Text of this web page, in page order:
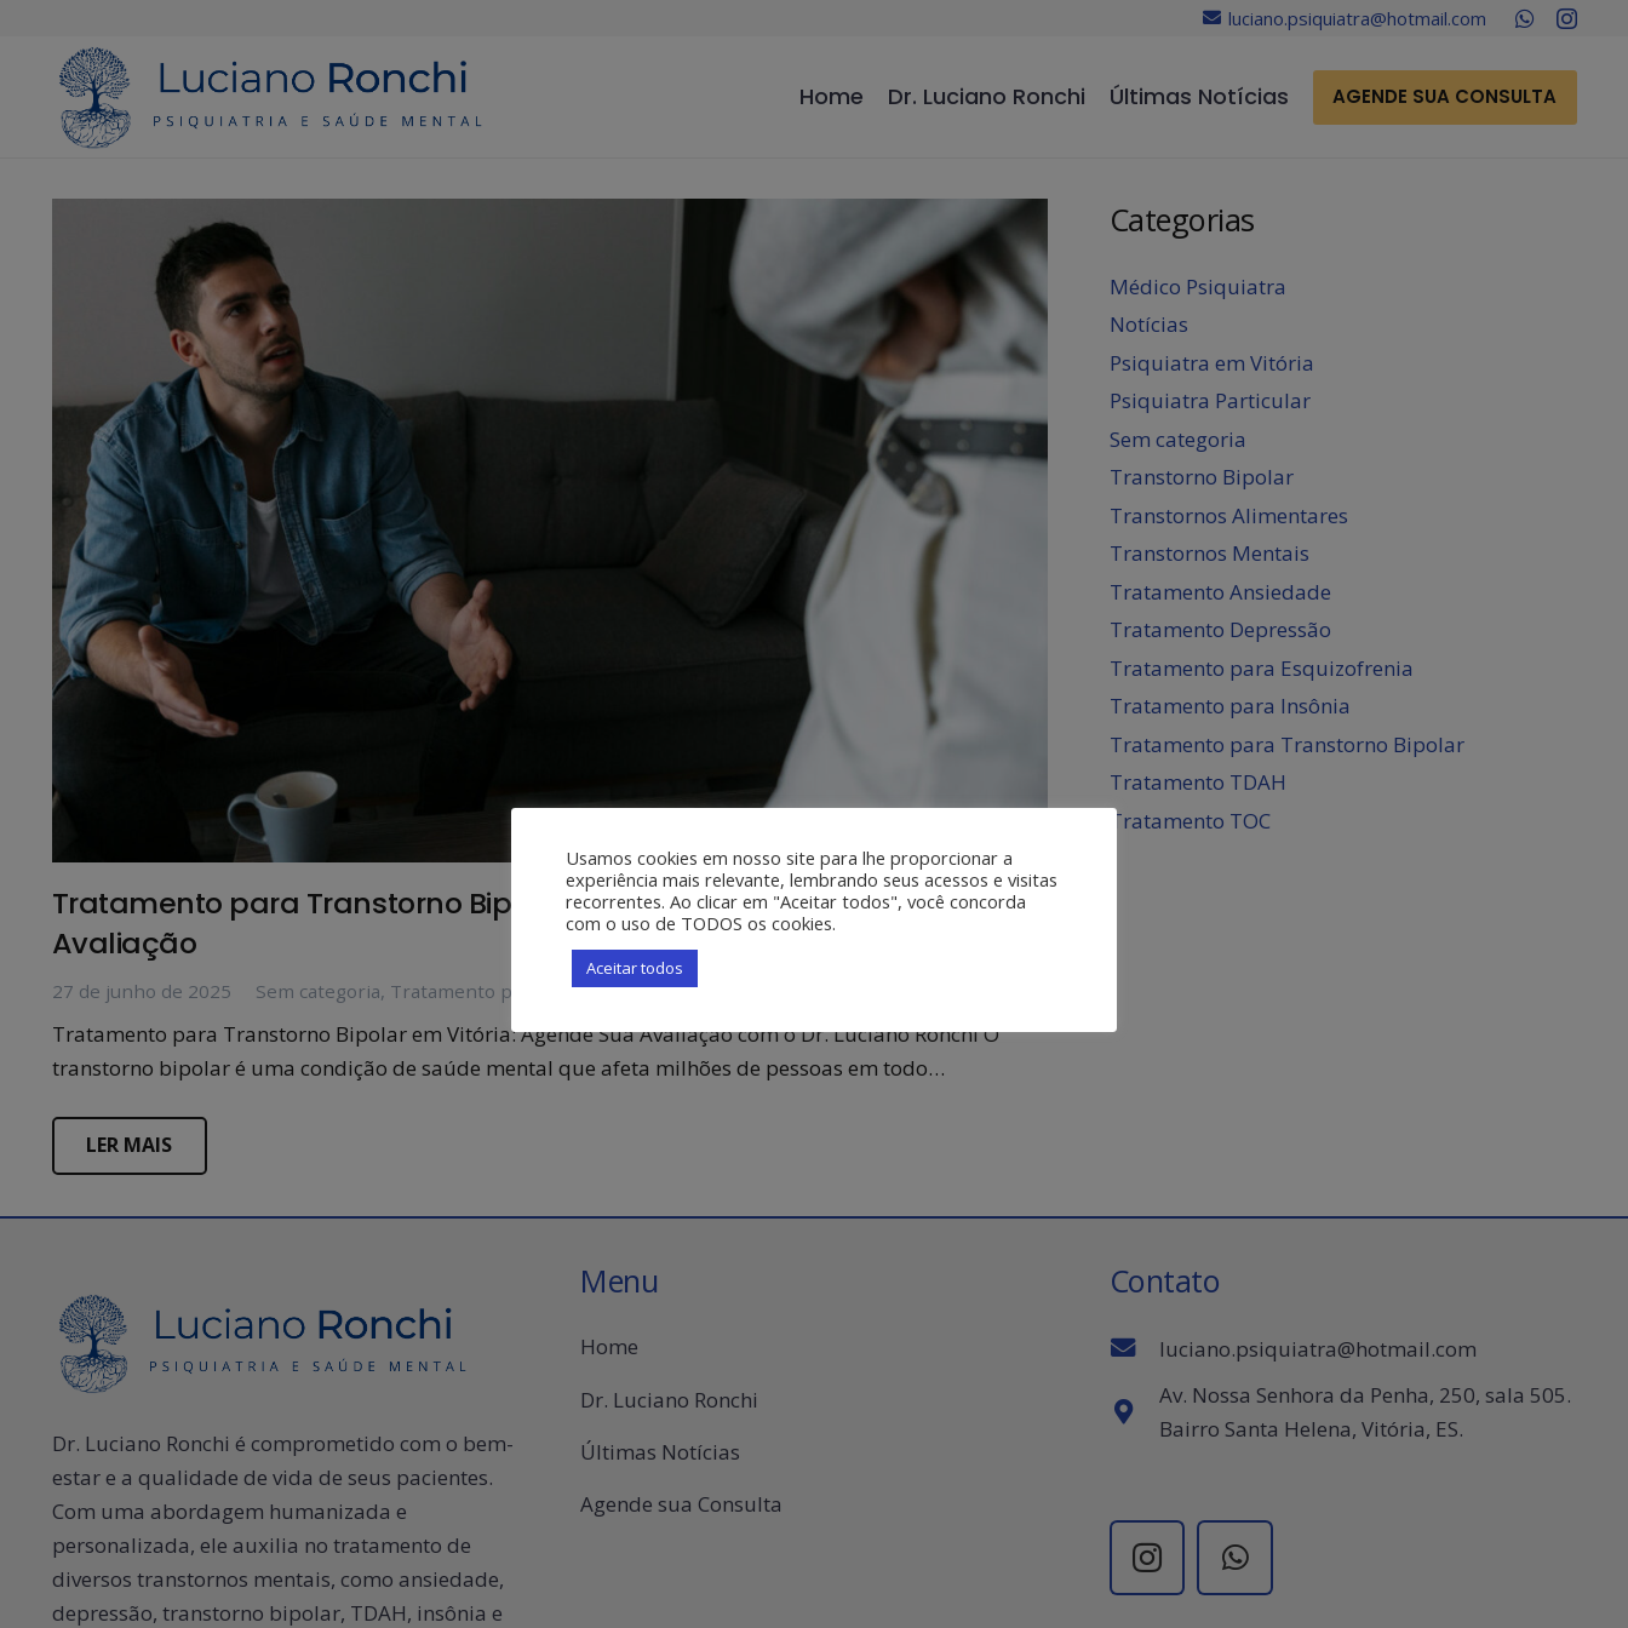
luciano.psiquiatra@hotmail.com
Home Dr. Luciano Ronchi Últimas Notícias AGENDE SUA CONSULTA
Tratamento para Transtorno Bipolar em Vitória: Agende Sua
Avaliação
27 de junho de 2025 Sem categoria, Tratamento para Transtorno Bipolar
Tratamento para Transtorno Bipolar em Vitória: Agende Sua Avaliação com o Dr. Luciano Ronchi O
transtorno bipolar é uma condição de saúde mental que afeta milhões de pessoas em todo…
LER MAIS
Categorias
Médico Psiquiatra
Notícias
Psiquiatra em Vitória
Psiquiatra Particular
Sem categoria
Transtorno Bipolar
Transtornos Alimentares
Transtornos Mentais
Tratamento Ansiedade
Tratamento Depressão
Tratamento para Esquizofrenia
Tratamento para Insônia
Tratamento para Transtorno Bipolar
Tratamento TDAH
Tratamento TOC
Dr. Luciano Ronchi é comprometido com o bem-
estar e a qualidade de vida de seus pacientes.
Com uma abordagem humanizada e
personalizada, ele auxilia no tratamento de
diversos transtornos mentais, como ansiedade,
depressão, transtorno bipolar, TDAH, insônia e
Menu
Home
Dr. Luciano Ronchi
Últimas Notícias
Agende sua Consulta
Contato
luciano.psiquiatra@hotmail.com
Av. Nossa Senhora da Penha, 250, sala 505.
Bairro Santa Helena, Vitória, ES.
Usamos cookies em nosso site para lhe proporcionar a
experiência mais relevante, lembrando seus acessos e visitas
recorrentes. Ao clicar em "Aceitar todos", você concorda
com o uso de TODOS os cookies.
Aceitar todos